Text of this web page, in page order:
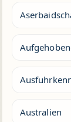
Australien